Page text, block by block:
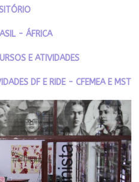
- ÁFRICA
E ATIVIDADES
DF E RIDE - CFEMEA E MST